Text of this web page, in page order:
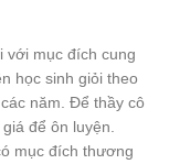
với mục đích cung
học sinh giỏi theo
năm. Để thầy cô
để ôn luyện.
mục đích thương